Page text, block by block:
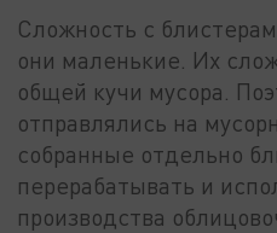
Сложность с
они маленькие. Их
общей кучи мусора.
отправлялись на
собранные отдельно
перерабатывать и
производства